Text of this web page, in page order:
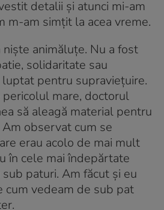
detalii și atunci mi-am
m-am simțit la acea vreme.
niște animăluțe. Nu a fost
solidaritate sau
luptat pentru supraviețuire.
pericolul mare, doctorul
să aleagă material pentru
observat cum se
erau acolo de mai mult
în cele mai îndepărtate
paturi. Am făcut și eu
cum vedeam de sub pat